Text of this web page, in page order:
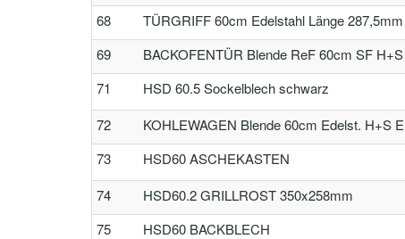
68 TÜRGRIFF 60cm Edelstahl Länge 287,5mm
69 BACKOFENTÜR Blende ReF 60cm SF
71 HSD 60.5 Sockelblech schwarz
72 KOHLEWAGEN Blende 60cm Edelst. H+S
73 HSD60 ASCHEKASTEN
74 HSD60.2 GRILLROST 350x258mm
75 HSD60 BACKBLECH